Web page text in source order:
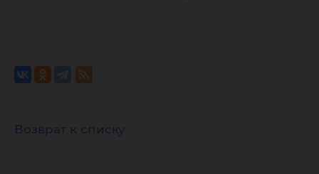
Возврат к списку